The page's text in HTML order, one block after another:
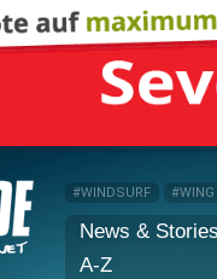
#WINDSURF #WING
News & Stories
A-Z